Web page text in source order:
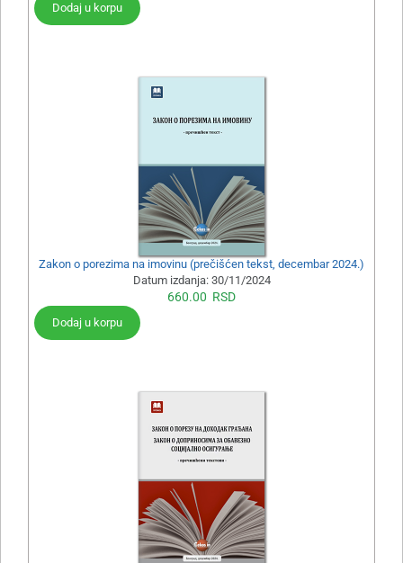
Dodaj u korpu
Zakon o porezima na imovinu (prečišćen tekst, decembar 2024.)
Datum izdanja: 30/11/2024
660.00 RSD
Dodaj u korpu